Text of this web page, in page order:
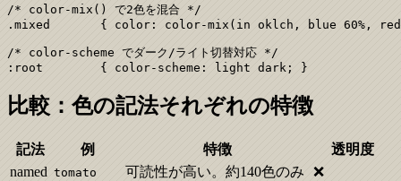
/* color-mix() で2色を混合 */
.mixed       { color: color-mix(in oklch, blue 60%,
/* color-scheme でダーク/ライト切替対応 */
:root        { color-scheme: light dark; }
比較：色の記法それぞれの特徴
記法 例 特徴
透明度
named tomato 可読性が高い。約140色のみ ❌